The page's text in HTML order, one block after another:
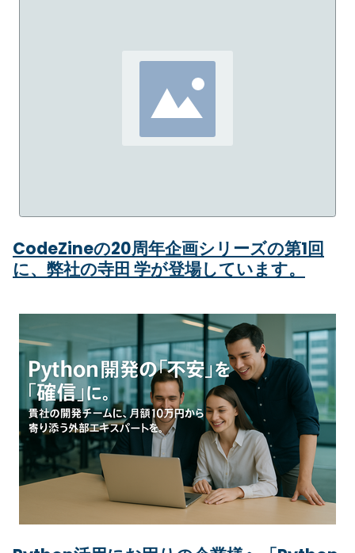
CodeZineの20周年企画シリーズの第1回
に、弊社の寺田 学が登場しています。